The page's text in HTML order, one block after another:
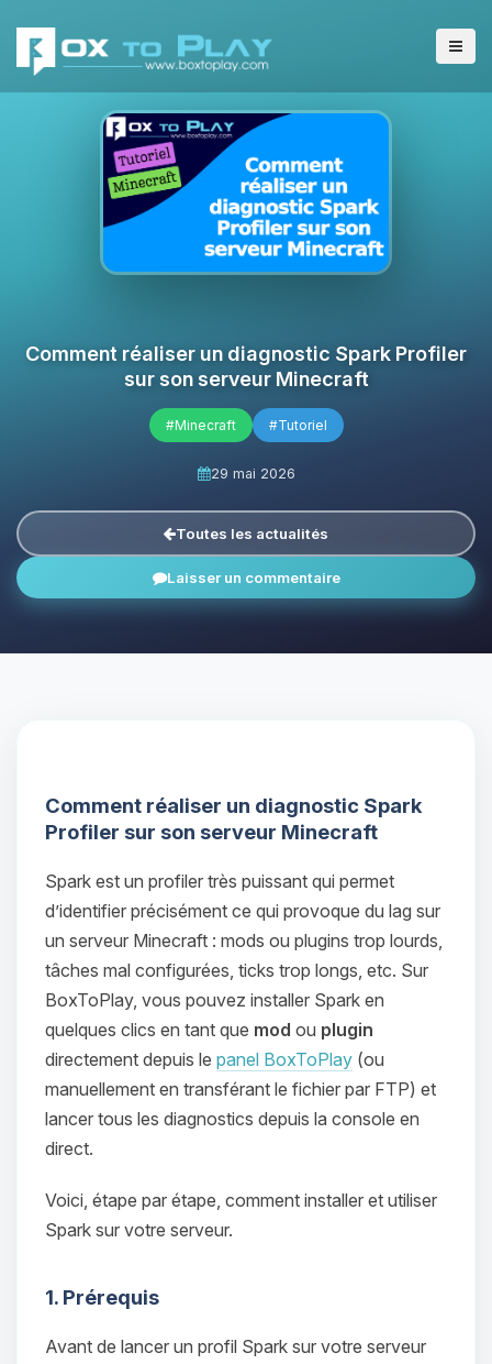
Comment réaliser un diagnostic Spark Profiler
sur son serveur Minecraft
#Minecraft #Tutoriel
29 mai 2026
Toutes les actualités
Laisser un commentaire
Comment réaliser un diagnostic Spark
Profiler sur son serveur Minecraft
Spark est un profiler très puissant qui permet
d’identifier précisément ce qui provoque du lag sur
un serveur Minecraft : mods ou plugins trop lourds,
tâches mal configurées, ticks trop longs, etc. Sur
BoxToPlay, vous pouvez installer Spark en
quelques clics en tant que mod ou plugin
directement depuis le panel BoxToPlay (ou
manuellement en transférant le fichier par FTP) et
lancer tous les diagnostics depuis la console en
direct.
Voici, étape par étape, comment installer et utiliser
Spark sur votre serveur.
1. Prérequis
Avant de lancer un profil Spark sur votre serveur